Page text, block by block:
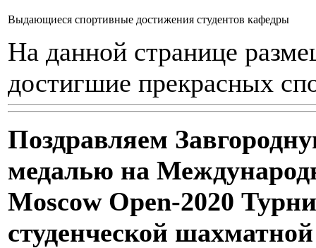
Выдающиеcя спортивные достижения студентов кафедры
На данной странице
достигшие прекрасных
Поздравляем
медалью на
Moscow Open-2020
студенческой